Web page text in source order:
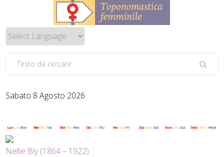
Sabato 8 Agosto 2026
Nellie Bly (1864 – 1922)